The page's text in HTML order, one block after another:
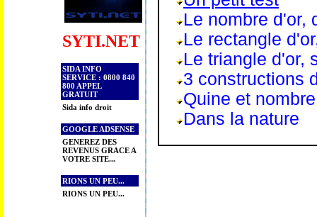
SYTI.NET
SIDA INFO
SERVICE : 0800 840
800 APPEL
GRATUIT
Sida info droit
GOOGLE ADSENSE
GENEREZ DES
REVENUS GRACE A
VOTRE SITE...
RIONS UN PEU...
RIONS UN PEU...
Le nombre d'or,
Le rectangle d'or
Le triangle d'or,
3 constructions
Quine et
Dans la nature